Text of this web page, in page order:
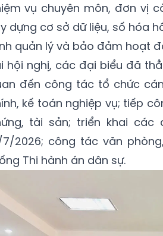
vụ chuyên môn, đơn vị
dựng cơ sở dữ liệu, số hóa
quản lý và bảo đảm hoạt
hội nghị, các đại biểu đã
đến công tác tổ chức
kế toán nghiệp vụ; tiếp
tài sản; triển khai
7/2026; công tác văn
Thi hành án dân sự.